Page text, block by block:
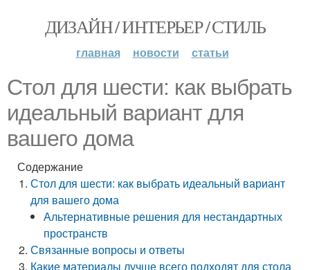
ДИЗАЙН / ИНТЕРЬЕР / СТИЛЬ
главная новости статьи
Стол для шести: как выбрать
идеальный вариант для
вашего дома
Содержание
Стол для шести: как выбрать идеальный вариант
для вашего дома
Альтернативные решения для нестандартных
пространств
Связанные вопросы и ответы
Какие материалы лучше всего подходят для стола